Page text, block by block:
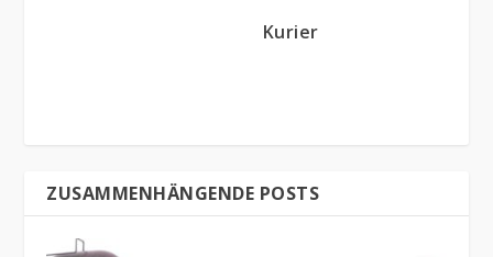
Kurier
ZUSAMMENHÄNGENDE POSTS